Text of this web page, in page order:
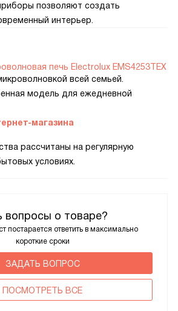
вопросы о товаре?
постарается ответить в максимально
короткие сроки
ЗАДАТЬ ВОПРОС
ПОCМОТРЕТЬ ВСЕ
позволяют создать
интерьер.
печь Electrolux EMS4253TEX
всей семьей.
модель для ежедневной
магазина
рассчитаны на регулярную
условиях.